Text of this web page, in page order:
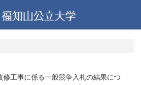
修工事に係る一般競争入札の結果につ